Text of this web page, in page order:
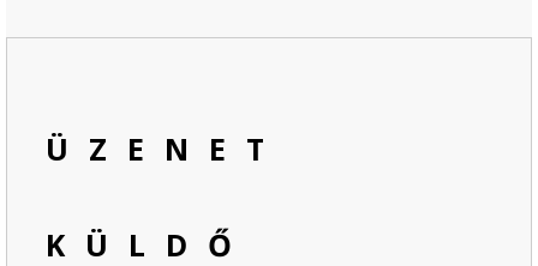
ÜZENET
KÜLDŐ